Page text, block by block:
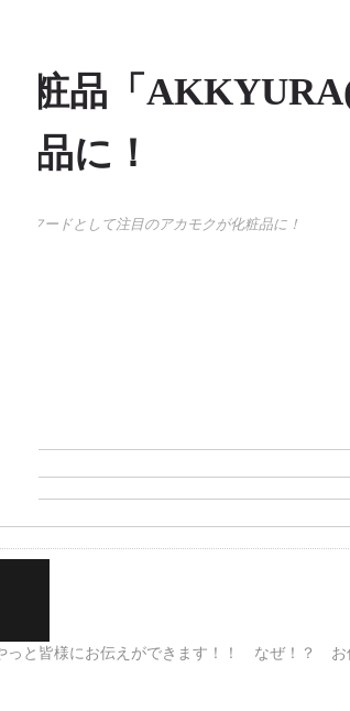
粧品「
品に！
ーフードとして注目のアカモクが化粧品に！
！！
っと皆様にお伝えができます！！ なぜ！？